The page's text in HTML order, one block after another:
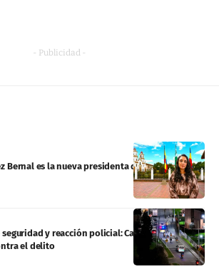
- Publicidad -
Bernal es la nueva presidenta de Asojuntas
seguridad y reacción policial: Cajicá reporta
el delito